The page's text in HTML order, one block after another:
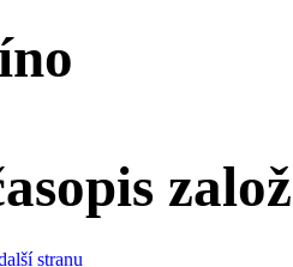
stranu